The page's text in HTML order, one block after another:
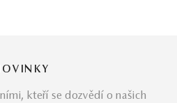
kteří se dozvědí o našich